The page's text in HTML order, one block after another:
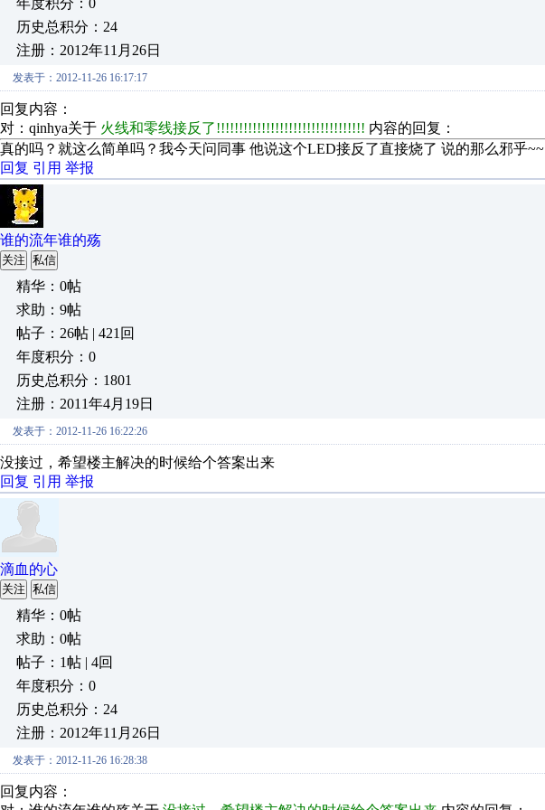
年度积分：0
历史总积分：24
注册：2012年11月26日
发表于：2012-11-26 16:17:17
回复内容：
对：qinhya关于 火线和零线接反了!!!!!!!!!!!!!!!!!!!!!!!!!!!!!!!!! 内容的回复：
真的吗？就这么简单吗？我今天问同事 他说这个LED接反了直接烧了 说的那么邪乎~~
回复 引用 举报
谁的流年谁的殇
关注 私信
精华：0帖
求助：9帖
帖子：26帖 | 421回
年度积分：0
历史总积分：1801
注册：2011年4月19日
发表于：2012-11-26 16:22:26
没接过，希望楼主解决的时候给个答案出来
回复 引用 举报
滴血的心
关注 私信
精华：0帖
求助：0帖
帖子：1帖 | 4回
年度积分：0
历史总积分：24
注册：2012年11月26日
发表于：2012-11-26 16:28:38
回复内容：